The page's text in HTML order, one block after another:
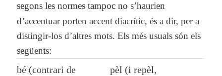
segons les normes tampoc no s’haurien
d’accentuar portenaccent diacrític, és a dir, per a
distingir-los d’altres mots. Els més usuals són els
següents:
bé (contrari de
pèl (i repèl,